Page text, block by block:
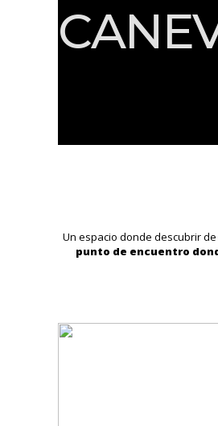
Un espacio donde descubrir
punto de encuentro